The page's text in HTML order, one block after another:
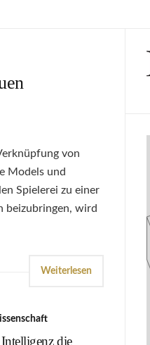
von
Models und
Spielerei zu einer
beizubringen, wird
Weiterlesen
die